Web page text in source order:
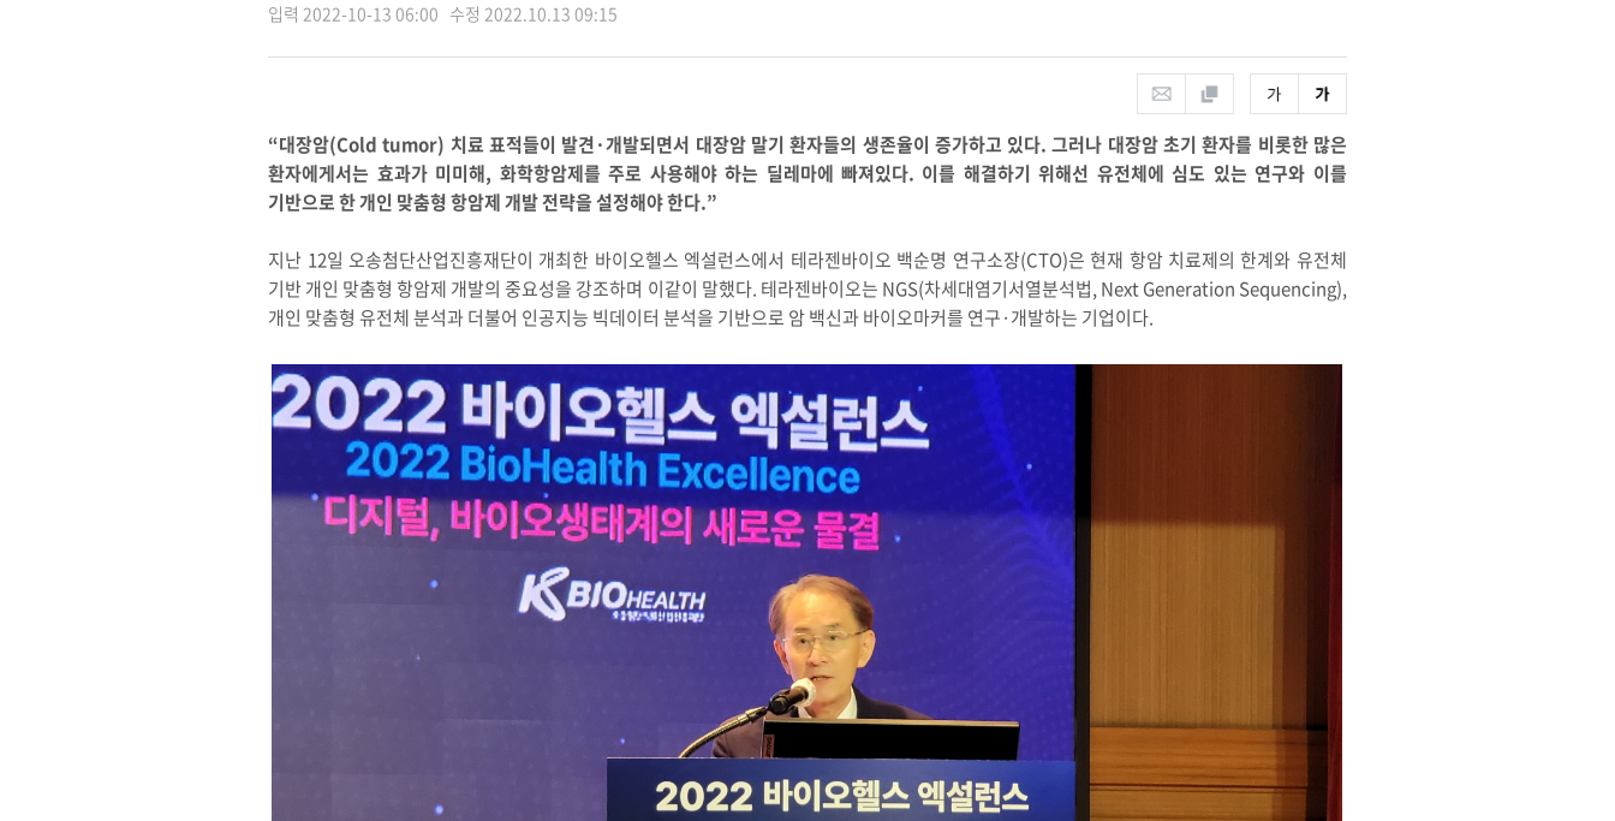
입력 2022-10-13 06:00 수정 2022.10.13 09:15
“대장암(Cold tumor) 치료 표적들이 발견·개발되면서 대장암 말기 환자들의 생존율이 증가하고 있다. 그러나 대장암 초기 환자를 비롯한 많은
환자에게서는 효과가 미미해, 화학항암제를 주로 사용해야 하는 딜레마에 빠져있다. 이를 해결하기 위해선 유전체에 심도 있는 연구와 이를
기반으로 한 개인 맞춤형 항암제 개발 전략을 설정해야 한다.”
지난 12일 오송첨단산업진흥재단이 개최한 바이오헬스 엑설런스에서 테라젠바이오 백순명 연구소장(CTO)은 현재 항암 치료제의 한계와 유전체
기반 개인 맞춤형 항암제 개발의 중요성을 강조하며 이같이 말했다. 테라젠바이오는 NGS(차세대염기서열분석법, Next Generation Sequencing),
개인 맞춤형 유전체 분석과 더불어 인공지능 빅데이터 분석을 기반으로 암 백신과 바이오마커를 연구·개발하는 기업이다.